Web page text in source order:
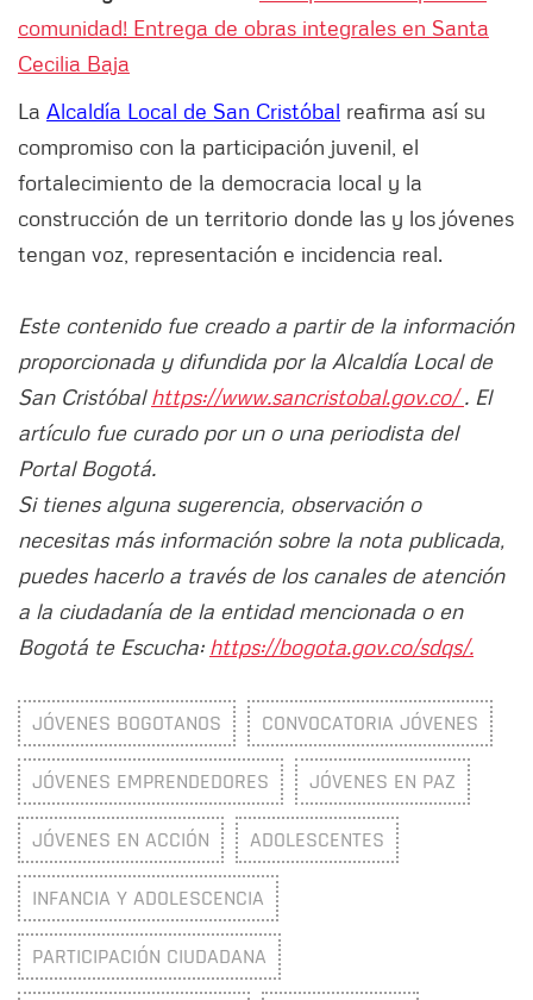
comunidad! Entrega de obras integrales en Santa
Cecilia Baja
La Alcaldía Local de San Cristóbal reafirma así su
compromiso con la participación juvenil, el
fortalecimiento de la democracia local y la
construcción de un territorio donde las y los jóvenes
tengan voz, representación e incidencia real.
Este contenido fue creado a partir de la información
proporcionada y difundida por la Alcaldía Local de
San Cristóbalhttps://www.sancristobal.gov.co/. El
artículo fue curado por un o una periodista del
Portal Bogotá.
Si tienes alguna sugerencia, observación o
necesitas más información sobre la nota publicada,
puedes hacerlo a través de los canales de atención
a la ciudadanía de la entidad mencionada o en
Bogotá te Escucha: https://bogota.gov.co/sdqs/.
JÓVENES BOGOTANOS CONVOCATORIA JÓVENES
JÓVENES EMPRENDEDORES JÓVENES EN PAZ
JÓVENES EN ACCIÓN ADOLESCENTES
INFANCIA Y ADOLESCENCIA
PARTICIPACIÓN CIUDADANA